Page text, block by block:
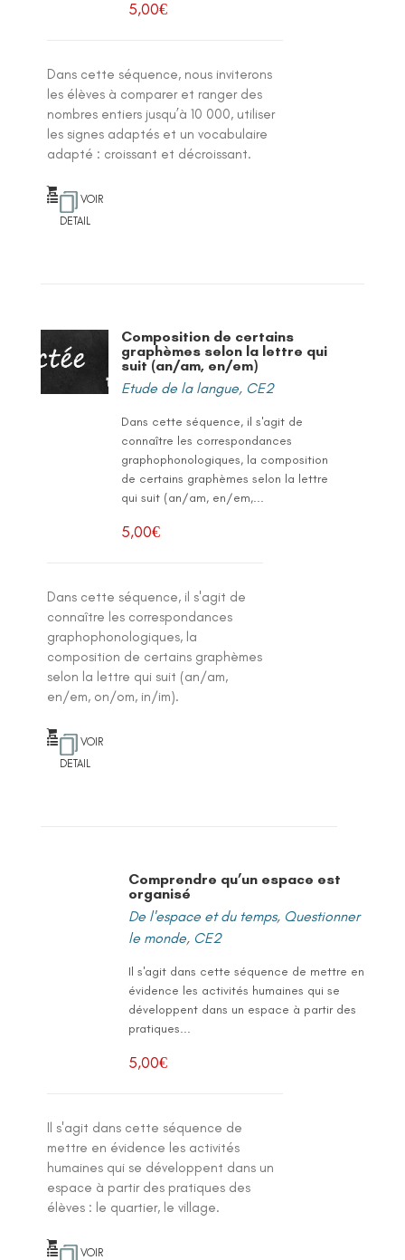
5,00€
Dans cette séquence, nous inviterons
les élèves à comparer et ranger des
nombres entiers jusqu’à 10 000, utiliser
les signes adaptés et un vocabulaire
adapté : croissant et décroissant.
VOIR
DETAIL
Composition de certains
graphèmes selon la lettre qui
suit (an/am, en/em)
Etude de la langue, CE2
Dans cette séquence, il s'agit de
connaître les correspondances
graphophonologiques, la composition
de certains graphèmes selon la lettre
qui suit (an/am, en/em,...
5,00€
Dans cette séquence, il s'agit de
connaître les correspondances
graphophonologiques, la
composition de certains graphèmes
selon la lettre qui suit (an/am,
en/em, on/om, in/im).
VOIR
DETAIL
Comprendre qu’un espace est
organisé
De l'espace et du temps, Questionner
le monde, CE2
Il s'agit dans cette séquence de mettre en
évidence les activités humaines qui se
développent dans un espace à partir des
pratiques...
5,00€
Il s'agit dans cette séquence de
mettre en évidence les activités
humaines qui se développent dans un
espace à partir des pratiques des
élèves : le quartier, le village.
VOIR